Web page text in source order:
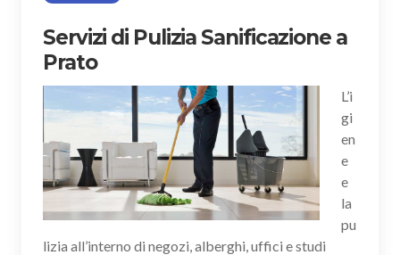
Servizi di Pulizia Sanificazione a
Prato
L’i
gi
en
e
e
la
pu
lizia all’interno di negozi, alberghi, uffici e studi